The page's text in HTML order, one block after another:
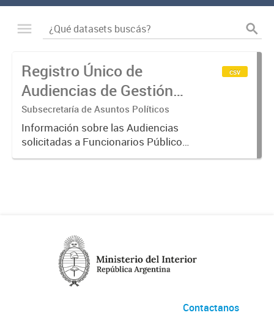
Registro Único de
Audiencias de Gestión
de Intereses
Subsecretaría de Asuntos Políticos
Información sobre las Audiencias
solicitadas a Funcionarios Públicos.
La misma surge del Registro Único
csv
Contactanos